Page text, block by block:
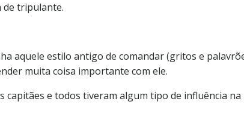
de tripulante.
aquele estilo antigo de comandar (gritos e
muita coisa importante com ele.
capitães e todos tiveram algum tipo de influência